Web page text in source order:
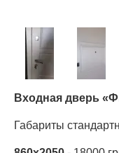
Входная дверь
Габариты